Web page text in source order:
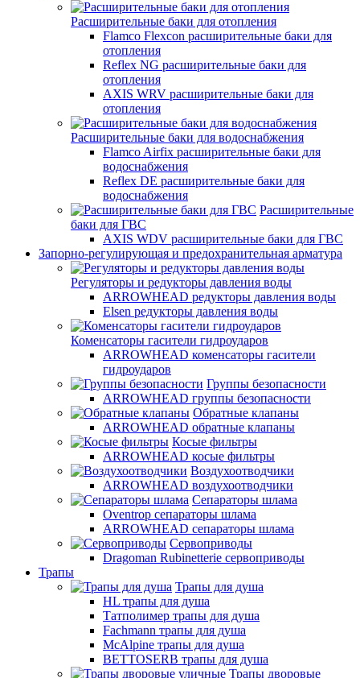
Расширительные баки для отопления
Flamco Flexcon расширительные баки для
отопления
Reflex NG расширительные баки для
отопления
AXIS WRV расширительные баки для
отопления
Расширительные баки для водоснабжения
Flamco Airfix расширительные баки для
водоснабжения
Reflex DЕ расширительные баки для
водоснабжения
Расширительные
баки для ГВС
AXIS WDV расширительные баки для ГВС
Запорно-регулирующая и предохранительная арматура
Регуляторы и редукторы давления воды
ARROWHEAD редукторы давления воды
Elsen редукторы давления воды
Коменсаторы гасители гидроударов
ARROWHEAD коменсаторы гасители
гидроударов
Группы безопасности
ARROWHEAD группы безопасности
Обратные клапаны
ARROWHEAD обратные клапаны
Косые фильтры
ARROWHEAD косые фильтры
Воздухоотводчики
ARROWHEAD воздухоотводчики
Сепараторы шлама
Oventrop cепараторы шлама
ARROWHEAD сепараторы шлама
Сервоприводы
Dragoman Rubinetterie сервоприводы
Трапы
Трапы для душа
HL трапы для душа
Татполимер трапы для душа
Fachmann трапы для душа
McAlpine трапы для душа
BETTOSERB трапы для душа
Трапы дворовые